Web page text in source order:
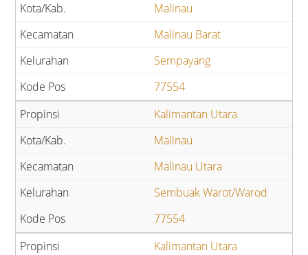
Malinau
Malinau Barat
Sempayang
77554
Kalimantan Utara
Malinau
Malinau Utara
Sembuak Warot/Warod
77554
Kalimantan Utara